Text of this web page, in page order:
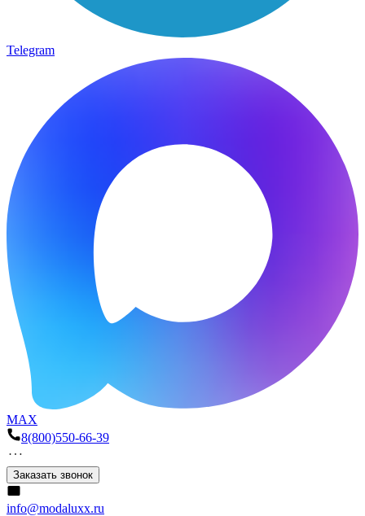
Telegram
MAX
8(800)550-66-39
Заказать звонок
info@modaluxx.ru